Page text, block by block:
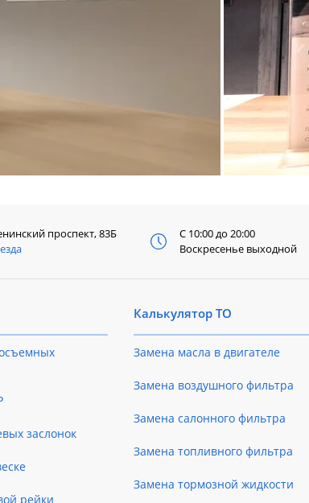
проспект, 83Б
С 10:00 до 20:00
Воскресенье выходной
заслонок
рейки
Калькулятор ТО
Замена масла в двигателе
Замена воздушного фильтра
Замена салонного фильтра
Замена топливного фильтра
Замена тормозной жидкости